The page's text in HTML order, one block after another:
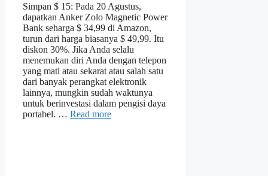
Simpan $ 15: Pada 20 Agustus,
dapatkan Anker Zolo Magnetic Power
Bank seharga $ 34,99 di Amazon,
turun dari harga biasanya $ 49,99. Itu
diskon 30%. Jika Anda selalu
menemukan diri Anda dengan telepon
yang mati atau sekarat atau salah satu
dari banyak perangkat elektronik
lainnya, mungkin sudah waktunya
untuk berinvestasi dalam pengisi daya
portabel. … Read more